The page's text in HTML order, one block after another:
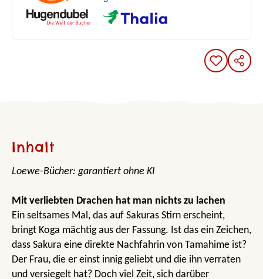
Inhalt
Loewe-Bücher: garantiert ohne KI
Mit verliebten Drachen hat man nichts zu lachen
Ein seltsames Mal, das auf Sakuras Stirn erscheint,
bringt Koga mächtig aus der Fassung. Ist das ein Zeichen,
dass Sakura eine direkte Nachfahrin von Tamahime ist?
Der Frau, die er einst innig geliebt und die ihn verraten
und versiegelt hat? Doch viel Zeit, sich darüber